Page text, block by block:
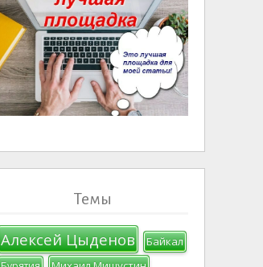
Темы
Алексей Цыденов Байкал